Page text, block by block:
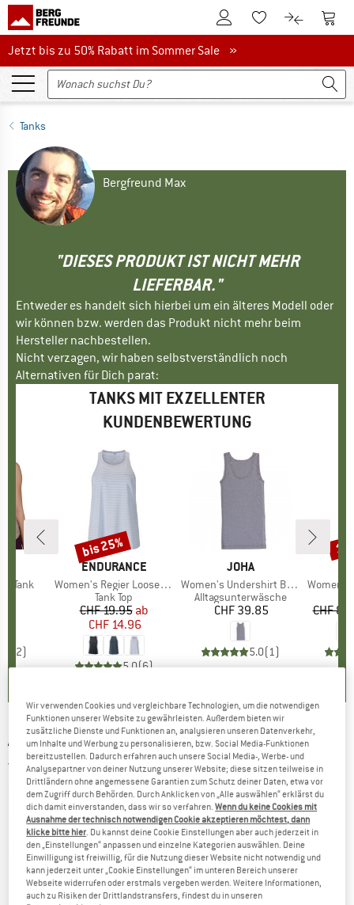
Zum KundenkontoZum Merkzettel.
Zum Zum
Jetzt bis zu 50% Rabatt im Sommer Sale
Jetzt bis zu 50% Rabatt im Sommer Sale »
Tanks
Bergfreund Max
"DIESES PRODUKT IST NICHT MEHR
LIEFERBAR."
Entweder es handelt sich hierbei um ein älteres Modell oder
wir können bzw. werden das Produkt nicht mehr beim
Hersteller nachbestellen.
Nicht verzagen, wir haben selbstverständlich noch
Alternativen für Dich parat:
TANKS MIT EXZELLENTER
KUNDENBEWERTUNG
Tank
2)
MARKE
ENDURANCE
Artikel
Women's Regier Loose Fit Top
Produktgruppe
Tank Top
Preis
CHF 19.95reduzierter Preis
ab
CHF 14.96
5.0(6)
Rabatt
bis 25%
MARKE
JOHA
Artikel
Women's Undershirt Bamboo
Produktgruppe
Alltagsunterwäsche
Preis
CHF 39.85
5.0(1)
Artikel
Women's
CHF
ASICS -Women's Core Tank - Tank Top
5,0(1)
Wir verwenden Cookies und vergleichbare Technologien, um die notwendigen
Funktionen unserer Website zu gewährleisten. Außerdem bieten wir
zusätzliche Dienste und Funktionen an, analysieren unseren Datenverkehr,
um Inhalte und Werbung zu personalisieren, bzw. Social Media-Funktionen
bereitzustellen. Dadurch erfahren auch unsere Social Media-, Werbe- und
Analysepartner von deiner Nutzung unserer Website; diese sitzen teilweise in
Drittländern ohne angemessene Garantien zum Schutz deiner Daten, etwa vor
dem Zugriff durch Behörden. Durch Anklicken von „Alle auswählen“ erklärst du
dich damit einverstanden, dass wir so verfahren.Wenn du keine Cookies mit
Ausnahme der technisch notwendigen Cookie akzeptieren möchtest, dann
klicke bitte hier. Du kannst deine Cookie Einstellungen aber auch jederzeit in
den „Einstellungen“ anpassen und einzelne Kategorien auswählen. Deine
Einwilligung ist freiwillig, für die Nutzung dieser Website nicht notwendig und
kann jederzeit unter „Cookie Einstellungen“ im unteren Bereich unserer
Webseite widerrufen oder erstmals vergeben werden. Weitere Informationen,
auch zu Risiken der Drittlandstransfers, findest du in unseren